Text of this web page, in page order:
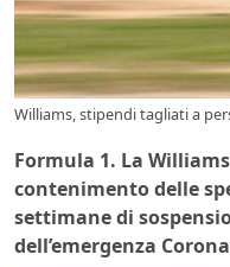
Williams, stipendi tagliati a
Formula 1. La
contenimento delle
settimane di
dell’emergenza